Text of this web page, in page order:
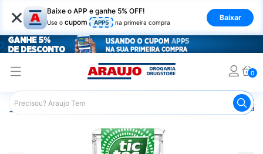
× Baixe o APP e ganhe 5% OFF!
Use o cupom APP5 na primeira compra
Baixar
0
Araujo Mercado